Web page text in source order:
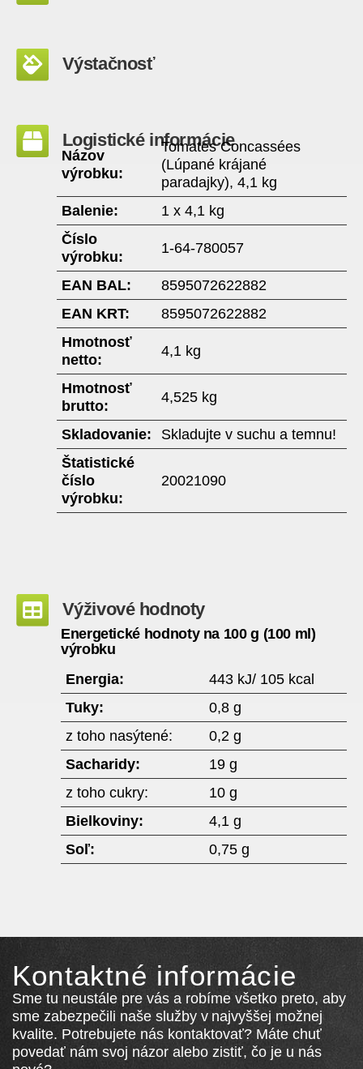
Výstačnosť
Logistické informácie
Názov
výrobku:
Tomates Concassées
(Lúpané krájané
paradajky), 4,1 kg
Balenie:
1 x 4,1 kg
Číslo
výrobku:
1-64-780057
EAN BAL:
8595072622882
EAN KRT:
8595072622882
Hmotnosť
netto:
4,1 kg
Hmotnosť
brutto:
4,525 kg
Skladovanie:
Skladujte v suchu a temnu!
Štatistické
číslo
výrobku:
20021090
Výživové hodnoty
Energetické hodnoty na 100 g (100 ml)
výrobku
Energia:
443 kJ/ 105 kcal
Tuky:
0,8 g
z toho nasýtené:
0,2 g
Sacharidy:
19 g
z toho cukry:
10 g
Bielkoviny:
4,1 g
Soľ:
0,75 g
Kontaktné informácie
Sme tu neustále pre vás a robíme všetko preto, aby
sme zabezpečili naše služby v najvyššej možnej
kvalite. Potrebujete nás kontaktovať? Máte chuť
povedať nám svoj názor alebo zistiť, čo je u nás